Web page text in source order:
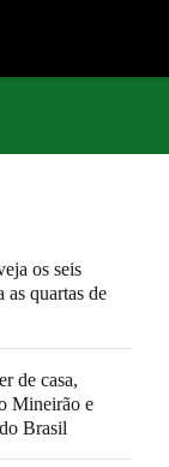
os seis
as quartas de
de casa,
Mineirão e
Brasil